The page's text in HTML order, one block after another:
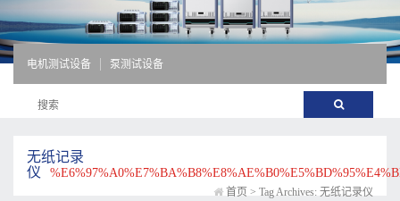
电机测试设备 泵测试设备
无纸记录
仪
首页 > Tag Archives: 无纸记录仪